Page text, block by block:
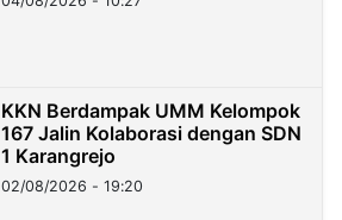
KKN Berdampak UMM Kelompok
167 Jalin Kolaborasi dengan SDN
1 Karangrejo
02/08/2026 - 19:20